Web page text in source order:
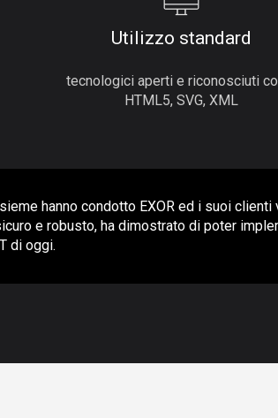
Utilizzo standard
tecnologici aperti e riconosciuti
HTML5, SVG, XML
hanno condotto EXOR ed i suoi
e robusto, ha dimostrato di poter
di oggi.